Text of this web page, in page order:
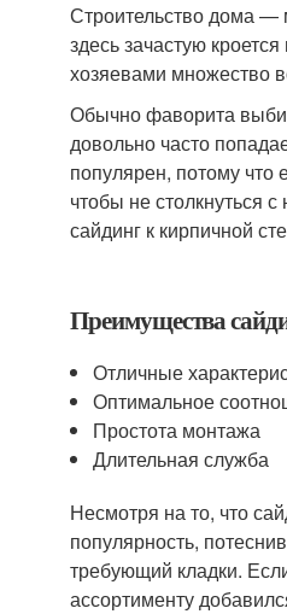
Строительство дома —
здесь зачастую
хозяевами множество
Обычно фаворита
довольно часто
популярен, потому что
чтобы не столкнуться
сайдинг к кирпичной
Преимущества
Отличные
Оптимальное
Простота монтажа
Длительная служба
Несмотря на то, что
популярность,
требующий кладки.
ассортименту